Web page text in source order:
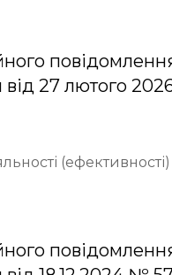
від 27 лютого